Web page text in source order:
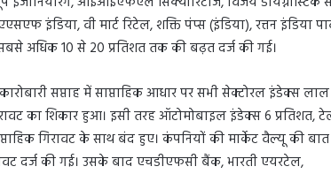
इंडिया, वी मार्ट रिटेल, शक्ति पंप्स (इंडिया), रत्तन इंडिया
अधिक 10 से 20 प्रतिशत तक की बढ़त दर्ज की गई।
सप्ताह में साप्ताहिक आधार पर सभी सेक्टोरल इंडेक्स
का शिकार हुआ। इसी तरह ऑटोमोबाइल इंडेक्स 6 प्रतिशत,
गिरावट के साथ बंद हुए। कंपनियों की मार्केट वैल्यू की
दर्ज की गई। उसके बाद एचडीएफसी बैंक, भारती एयरटेल,